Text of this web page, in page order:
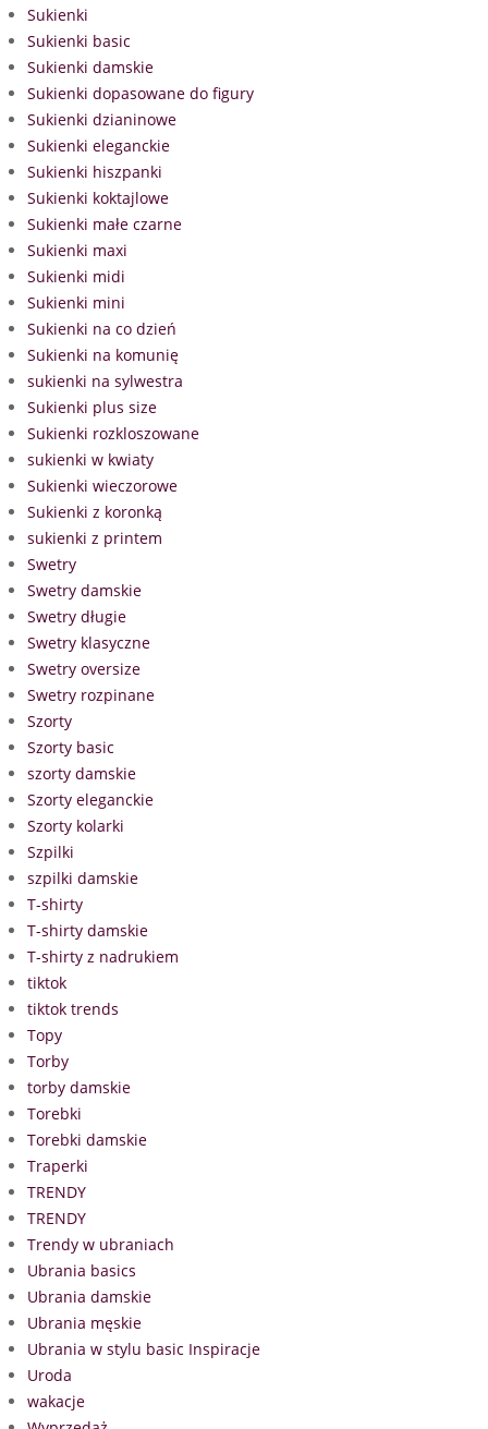
Sukienki
Sukienki basic
Sukienki damskie
Sukienki dopasowane do figury
Sukienki dzianinowe
Sukienki eleganckie
Sukienki hiszpanki
Sukienki koktajlowe
Sukienki małe czarne
Sukienki maxi
Sukienki midi
Sukienki mini
Sukienki na co dzień
Sukienki na komunię
sukienki na sylwestra
Sukienki plus size
Sukienki rozkloszowane
sukienki w kwiaty
Sukienki wieczorowe
Sukienki z koronką
sukienki z printem
Swetry
Swetry damskie
Swetry długie
Swetry klasyczne
Swetry oversize
Swetry rozpinane
Szorty
Szorty basic
szorty damskie
Szorty eleganckie
Szorty kolarki
Szpilki
szpilki damskie
T-shirty
T-shirty damskie
T-shirty z nadrukiem
tiktok
tiktok trends
Topy
Torby
torby damskie
Torebki
Torebki damskie
Traperki
TRENDY
TRENDY
Trendy w ubraniach
Ubrania basics
Ubrania damskie
Ubrania męskie
Ubrania w stylu basic Inspiracje
Uroda
wakacje